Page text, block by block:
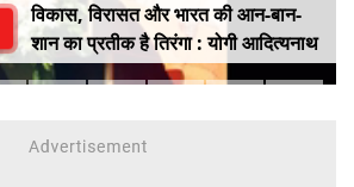
विकास, विरासत और भारत की आन-बान-
शान का प्रतीक है तिरंगा : योगी आदित्यनाथ